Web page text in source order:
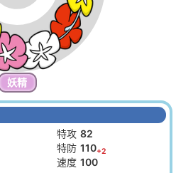
妖精
特攻 82
特防 110+2
速度 100